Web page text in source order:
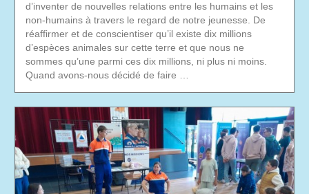
d’inventer de nouvelles relations entre les humains et les
non-humains à travers le regard de notre jeunesse. De
réaffirmer et de conscientiser qu’il existe dix millions
d’espèces animales sur cette terre et que nous ne
sommes qu’une parmi ces dix millions, ni plus ni moins.
Quand avons-nous décidé de faire …